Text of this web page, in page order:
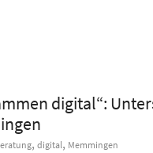
digital“:
,digital, Memmingen